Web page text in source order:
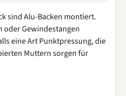
sind Alu-Backen montiert.
oder Gewindestangen
eine Art Punktpressung, die
Muttern sorgen für